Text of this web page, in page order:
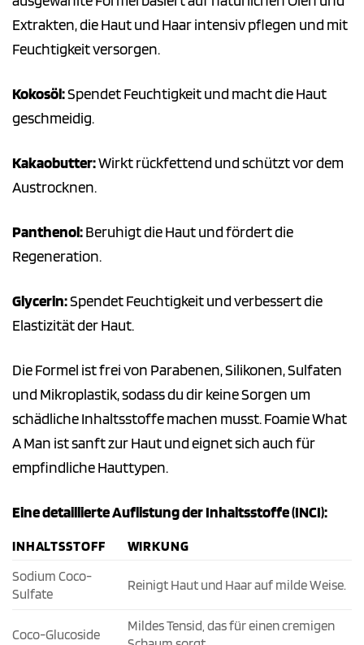
Extrakten, die Haut und Haar intensiv pflegen und mit
Feuchtigkeit versorgen.
Kokosöl:Spendet Feuchtigkeit und macht die Haut
geschmeidig.
Kakaobutter:Wirkt rückfettend und schützt vor dem
Austrocknen.
Panthenol:Beruhigt die Haut und fördert die
Regeneration.
Glycerin:Spendet Feuchtigkeit und verbessert die
Elastizität der Haut.
Die Formel ist frei von Parabenen, Silikonen, Sulfaten
und Mikroplastik, sodass du dir keine Sorgen um
schädliche Inhaltsstoffe machen musst. Foamie What
A Man ist sanft zur Haut und eignet sich auch für
empfindliche Hauttypen.
Eine detaillierte Auflistung der Inhaltsstoffe (INCI):
INHALTSSTOFF
WIRKUNG
Sodium Coco-
Sulfate
Reinigt Haut und Haar auf milde Weise.
Coco-Glucoside
Mildes Tensid, das für einen cremigen